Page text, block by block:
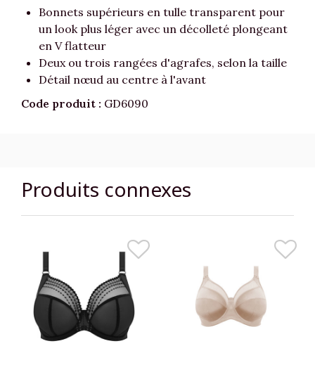
Bonnets supérieurs en tulle transparent pour
un look plus léger avec un décolleté plongeant
en V flatteur
Deux ou trois rangées d'agrafes, selon la taille
Détail nœud au centre à l'avant
Code produit : GD6090
Produits connexes